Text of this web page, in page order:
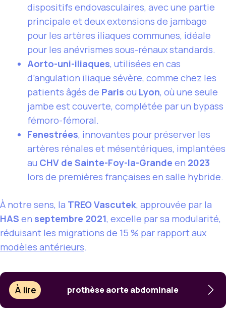
dispositifs endovasculaires, avec une partie
principale et deux extensions de jambage
pour les artères iliaques communes, idéale
pour les anévrismes sous-rénaux standards.
Aorto-uni-iliaques, utilisées en cas
d’angulation iliaque sévère, comme chez les
patients âgés de Paris ou Lyon, où une seule
jambe est couverte, complétée par un bypass
fémoro-fémoral.
Fenestrées, innovantes pour préserver les
artères rénales et mésentériques, implantées
au CHV de Sainte-Foy-la-Grande en 2023
lors de premières françaises en salle hybride.
À notre sens, la TREO Vascutek, approuvée par la
HAS en septembre 2021, excelle par sa modularité,
réduisant les migrations de 15 % par rapport aux
modèles antérieurs.
À lire prothèse aorte abdominale